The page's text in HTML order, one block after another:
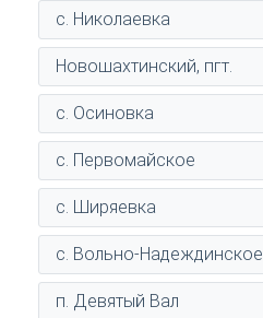
с. Николаевка
Новошахтинский, пгт.
с. Осиновка
с. Первомайское
с. Ширяевка
с. Вольно-Надеждинское
п. Девятый Вал